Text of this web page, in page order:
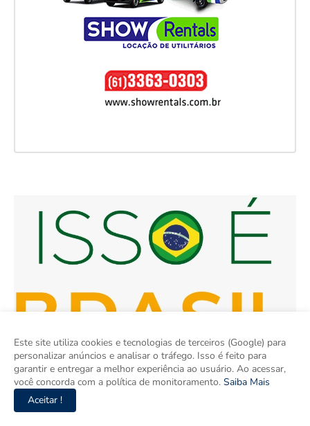
Este site utiliza cookies e tecnologias de terceiros (Google) para
personalizar anúncios e analisar o tráfego. Isso é feito para
garantir e entregar a melhor experiência ao usuário. Ao acessar,
você concorda com a política de monitoramento. Saiba Mais
Aceitar !